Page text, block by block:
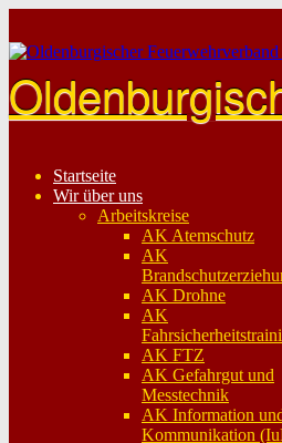
content
Startseite
Wir über uns
Arbeitskreise
AK Atemschutz
AK
AK Drohne
AK
AK FTZ
AK Gefahrgut und
Messtechnik
AK Information
Kommunikation